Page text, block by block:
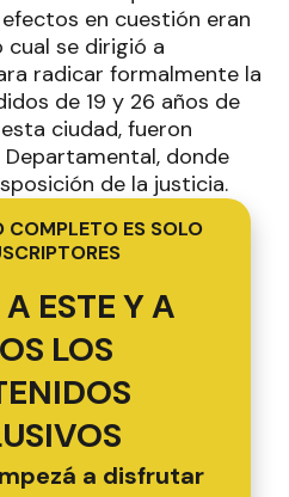
en cuestión eran
cual se dirigió a
radicar formalmente la
de 19 y 26 años de
ciudad, fueron
donde
de la justicia.
COMPLETO ES SOLO
ESTE Y A
LOS
a disfrutar